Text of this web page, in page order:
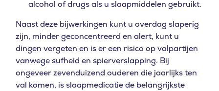
alcohol of drugs als u slaapmiddelen gebruikt.
Naast deze bijwerkingen kunt u overdag slaperig
zijn, minder geconcentreerd en alert, kunt u
dingen vergeten en is er een risico op valpartijen
vanwege sufheid en spierverslapping. Bij
ongeveer zevenduizend ouderen die jaarlijks ten
val komen, is slaapmedicatie de belangrijkste